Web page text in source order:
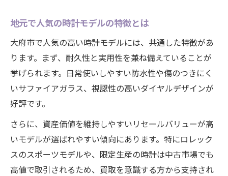
地元で人気の時計モデルの特徴とは
大府市で人気の高い時計モデルには、共通した特徴があ
ります。まず、耐久性と実用性を兼ね備えていることが
挙げられます。日常使いしやすい防水性や傷のつきにく
いサファイアガラス、視認性の高いダイヤルデザインが
好評です。
さらに、資産価値を維持しやすいリセールバリューが高
いモデルが選ばれやすい傾向にあります。特にロレック
スのスポーツモデルや、限定生産の時計は中古市場でも
高値で取引されるため、買取を意識する方から支持され